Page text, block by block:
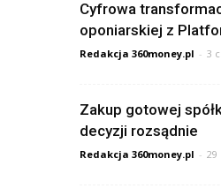
Cyfrowa
oponiarskiej z
Redakcja 360money.pl - 3
Zakup gotowej
decyzji rozsądnie
Redakcja 360money.pl - 29